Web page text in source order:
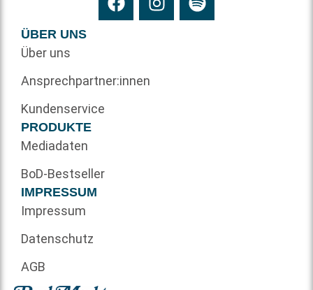
ÜBER UNS
Über uns
Ansprechpartner:innen
Kundenservice
PRODUKTE
Mediadaten
BoD-Bestseller
IMPRESSUM
Impressum
Datenschutz
AGB